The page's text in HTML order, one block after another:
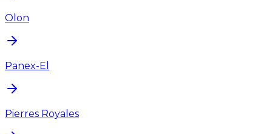
Olon
Panex-El
Pierres Royales